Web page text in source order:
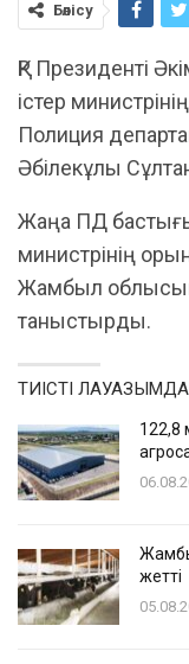
Бөлісу
ҚР Президенті
істер
Полиция
Әбілекұлы
Жаңа ПД
министрінің
Жамбыл
таныстырды.
ТИІСТІ
122,8
жетті